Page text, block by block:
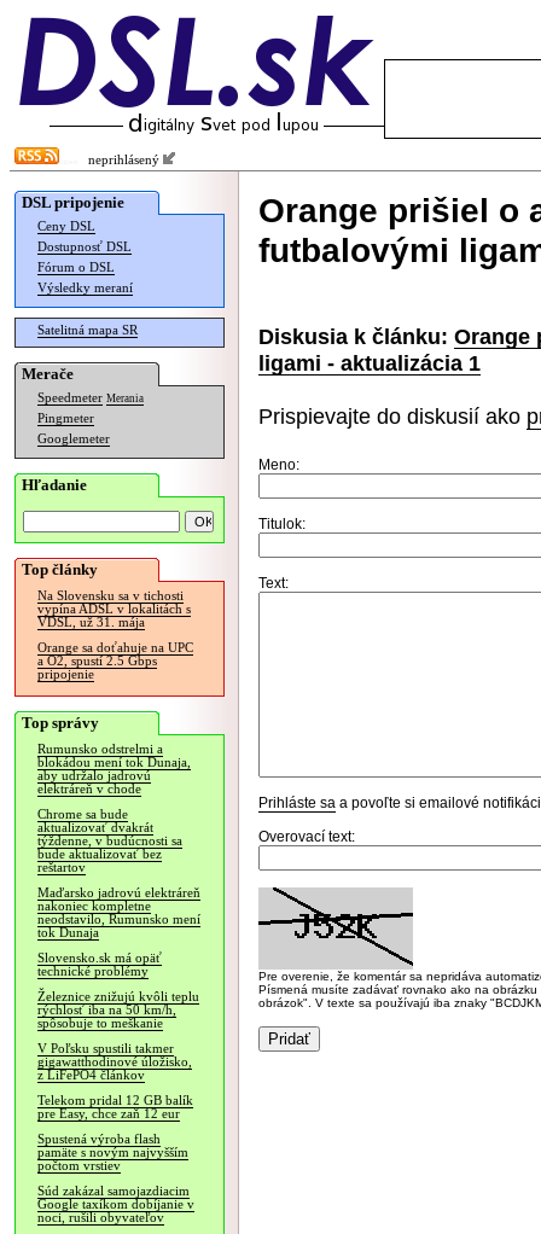
neprihlásený
DSL pripojenie
Ceny DSL
Dostupnosť DSL
Fórum o DSL
Výsledky meraní
Satelitná mapa SR
Merače
Speedmeter Merania
Pingmeter
Googlemeter
Hľadanie
Top články
Na Slovensku sa v tichosti
vypína ADSL v lokalitách s
VDSL, už 31. mája
Orange sa doťahuje na UPC
a O2, spustí 2.5 Gbps
pripojenie
Top správy
Rumunsko odstrelmi a
blokádou mení tok Dunaja,
aby udržalo jadrovú
elektráreň v chode
Chrome sa bude
aktualizovať dvakrát
týždenne, v budúcnosti sa
bude aktualizovať bez
reštartov
Maďarsko jadrovú elektráreň
nakoniec kompletne
neodstavilo, Rumunsko mení
tok Dunaja
Slovensko.sk má opäť
technické problémy
Železnice znižujú kvôli teplu
rýchlosť iba na 50 km/h,
spôsobuje to meškanie
V Poľsku spustili takmer
gigawatthodinové úložisko,
z LiFePO4 článkov
Telekom pridal 12 GB balík
pre Easy, chce zaň 12 eur
Spustená výroba flash
pamäte s novým najvyšším
počtom vrstiev
Súd zakázal samojazdiacim
Google taxíkom dobíjanie v
noci, rušili obyvateľov
Orange prišiel o
futbalovými
Diskusia k článku: Orange
ligami - aktualizácia 1
Prispievajte do diskusií ako
Meno:
Titulok:
Text:
Prihláste sa a povoľte si emailové
Overovací text:
Pre overenie, že komentár sa nepridáva
Písmená musíte zadávať rovnako ako na
obrázok". V texte sa používajú iba znaky